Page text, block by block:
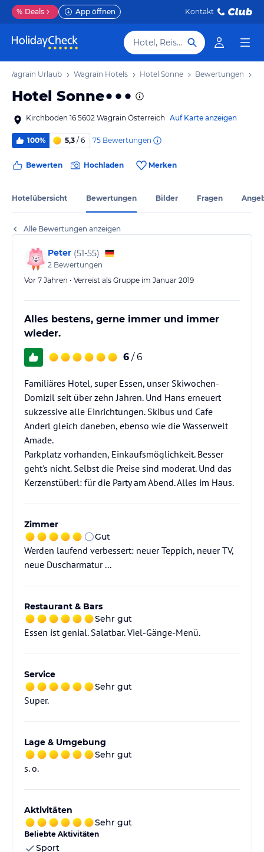
% Deals App öffnen Kontakt
Hotel, Reiseziel
Wagrain Urlaub Wagrain Hotels Hotel Sonne Bewertungen
Hotel Sonne
Kirchboden 16 5602 Wagrain Österreich Auf Karte anzeigen
100% 5,3 / 6 75 Bewertungen
Bewerten Hochladen Merken
Hotelübersicht Bewertungen Bilder Fragen
Alle Bewertungen anzeigen
Peter (51-55)
2 Bewertungen
Vor 7 Jahren • Verreist als Gruppe im Januar 2019
Alles bestens, gerne immer und immer
wieder.
6 / 6
Familiäres Hotel, super Essen, unser Skiwochen-
Domizil seit über zehn Jahren. Und Hans erneuert
sukzessive alle Einrichtungen. Skibus und Cafe
Anderl gleich daneben, ebenso wie die Wasserwelt
Amade.
Parkplatz vorhanden, Einkaufsmöglichkeit. Besser
geht's nicht. Selbst die Preise sind moderat. Und das
Kerzenstüberl: für die Party am Abend. Alles im Haus.
Zimmer
Gut
Werden laufend verbessert: neuer Teppich, neuer TV,
neue Duscharmatur ...
Restaurant & Bars
Sehr gut
Essen ist genial. Salatbar. Viel-Gänge-Menü.
Service
Sehr gut
Super.
Lage & Umgebung
Sehr gut
s. o.
Aktivitäten
Sehr gut
Beliebte Aktivitäten
Sport